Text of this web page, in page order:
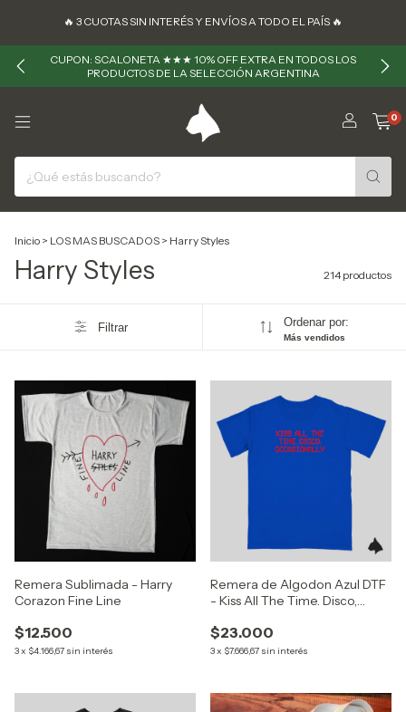
🔥 ㅤㅤ3 CUOTAS SIN INTERÉS Y ENVÍOS A TODO EL PAÍS 🔥
CUPON: SCALONETA ★★★ 10% OFF EXTRA EN TODOS LOS
PRODUCTOS DE LA SELECCIÓN ARGENTINA
0
Inicio > LOS MAS BUSCADOS > Harry Styles
Harry Styles 214 productos
Filtrar Ordenar por:
Más vendidos
Remera Sublimada - Harry
Corazon Fine Line
$12.500
3x $4.166,67 sin interés
Remera de Algodon Azul DTF
- Kiss All The Time. Disco,
$23.000
3x $7.666,67 sin interés